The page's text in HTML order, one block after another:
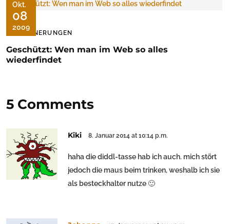
Okt.
08
2009
ERINNERUNGEN
Geschützt: Wen man im Web so alles
wiederfindet
5 Comments
Kiki 8. Januar 2014 at 10:14 p.m.
haha die diddl-tasse hab ich auch. mich stört
jedoch die maus beim trinken, weshalb ich sie
als besteckhalter nutze 🙂